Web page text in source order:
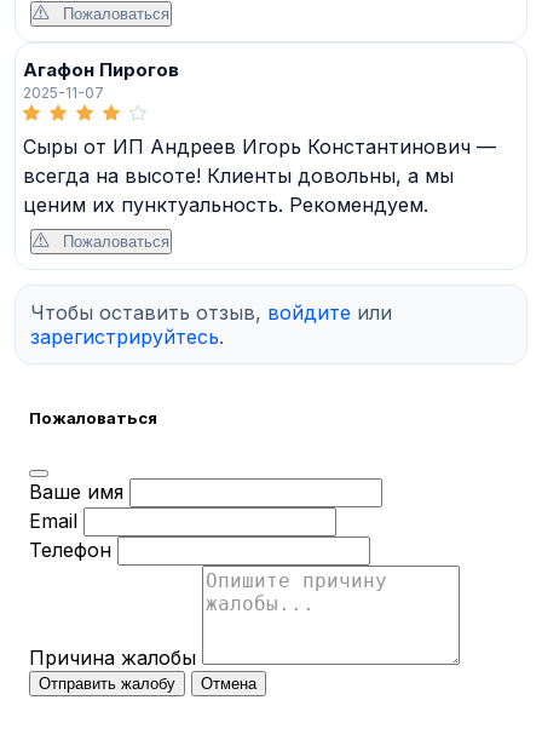
Пожаловаться
Агафон Пирогов
2025-11-07
Сыры от ИП Андреев Игорь Константинович —
всегда на высоте! Клиенты довольны, а мы
ценим их пунктуальность. Рекомендуем.
Пожаловаться
Чтобы оставить отзыв, войдите или
зарегистрируйтесь.
Пожаловаться
Ваше имя
Email
Телефон
Причина жалобы
Отправить жалобу Отмена